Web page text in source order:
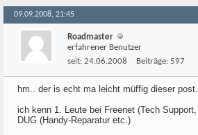
09.09.2008, 21:45
Roadmaster
erfahrener Benutzer
seit: 24.06.2008 Beiträge: 597
hm.. der is echt ma leicht müffig dieser
ich kenn 1. Leute bei Freenet (Tech
DUG (Handy-Reparatur etc.)